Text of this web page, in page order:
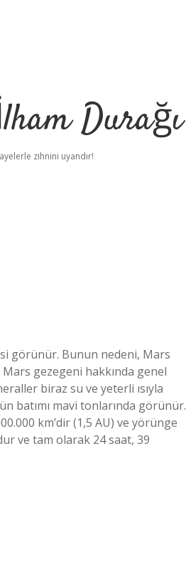
Durağı
zihnini uyandır!
görünür. Bunun nedeni, Mars
gezegeni hakkında genel
biraz su ve yeterli ısıyla
batımı mavi tonlarında görünür.
km’dir (1,5 AU) ve yörünge
ve tam olarak 24 saat, 39